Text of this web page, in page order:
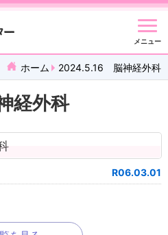
メニュー
ホーム 2024.5.16 脳神経外科
経外科
R06.03.01